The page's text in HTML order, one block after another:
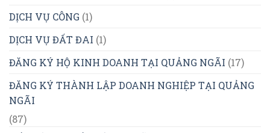
DỊCH VỤ CÔNG (1)
DỊCH VỤ ĐẤT ĐAI (1)
ĐĂNG KÝ HỘ KINH DOANH TẠI QUẢNG NGÃI (17)
ĐĂNG KÝ THÀNH LẬP DOANH NGHIỆP TẠI QUẢNG
NGÃI
(87)